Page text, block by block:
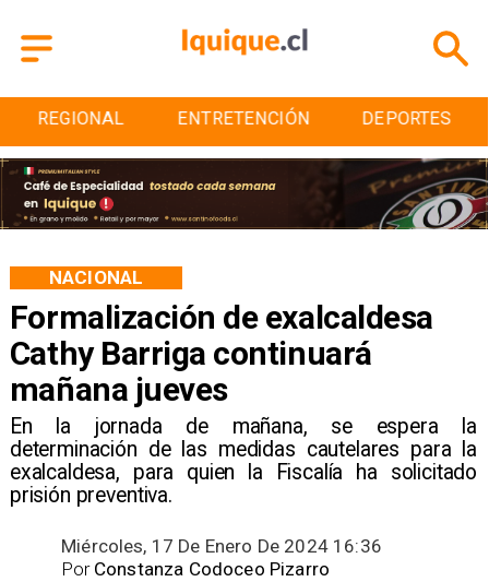
REGIONAL ENTRETENCIÓN DEPORTES
Formalización de exalcaldesa
Cathy Barriga continuará
mañana jueves
En la jornada de mañana, se espera la
determinación de las medidas cautelares para la
exalcaldesa, para quien la Fiscalía ha solicitado
prisión preventiva.
NACIONAL
Miércoles, 17 De Enero De 2024 16:36
Constanza Codoceo Pizarro
Por